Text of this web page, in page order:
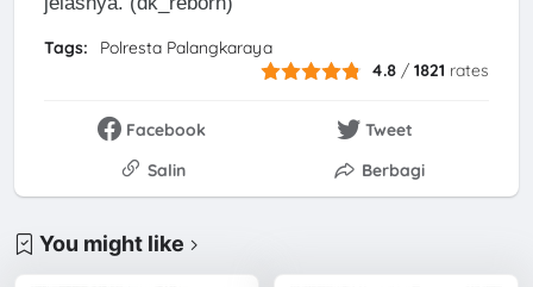
Tags:
Polresta Palangkaraya
4.8 /1821 rates
Facebook
Tweet
Salin
Berbagi
You might like